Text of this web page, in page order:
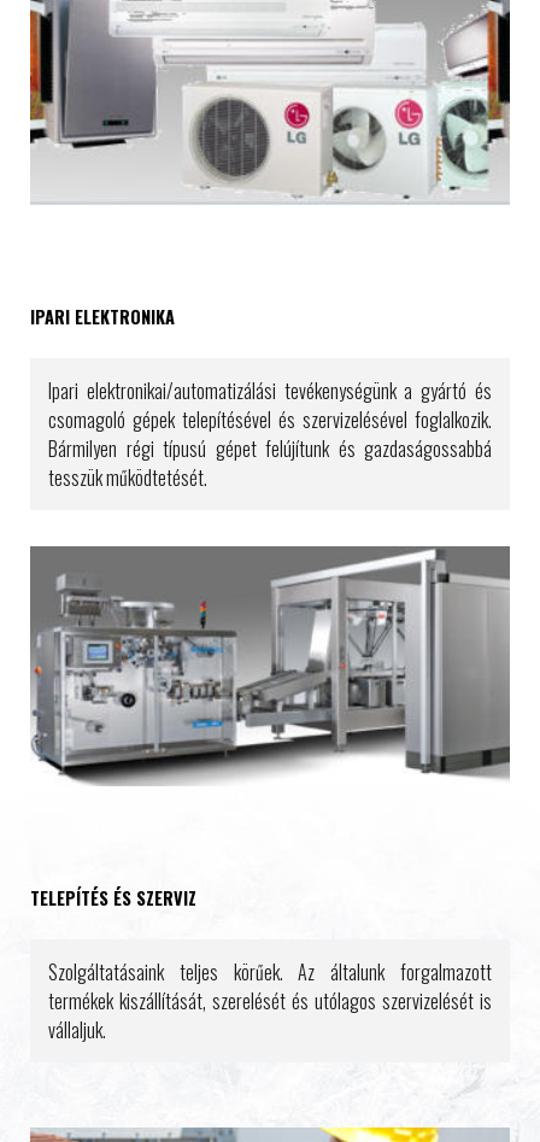
IPARI ELEKTRONIKA
Ipari elektronikai/automatizálási tevékenységünk a gyártó és
csomagoló gépek telepítésével és szervizelésével foglalkozik.
Bármilyen régi típusú gépet felújítunk és gazdaságossabbá
tesszük működtetését.
TELEPÍTÉS ÉS SZERVIZ
Szolgáltatásaink teljes körűek. Az általunk forgalmazott
termékek kiszállítását, szerelését és utólagos szervizelését is
vállaljuk.